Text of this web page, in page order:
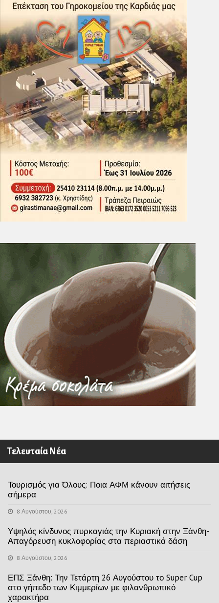
Τελευταία Νέα
Τουρισμός για Όλους: Ποια ΑΦΜ κάνουν αιτήσεις
σήμερα
8 Αυγούστου, 2026
Υψηλός κίνδυνος πυρκαγιάς την Κυριακή στην Ξάνθη-
Απαγόρευση κυκλοφορίας στα περιαστικά δάση
8 Αυγούστου, 2026
ΕΠΣ Ξάνθη: Την Τετάρτη 26 Αυγούστου το Super Cup
στο γήπεδο των Κιμμερίων με φιλανθρωπικό
χαρακτήρα